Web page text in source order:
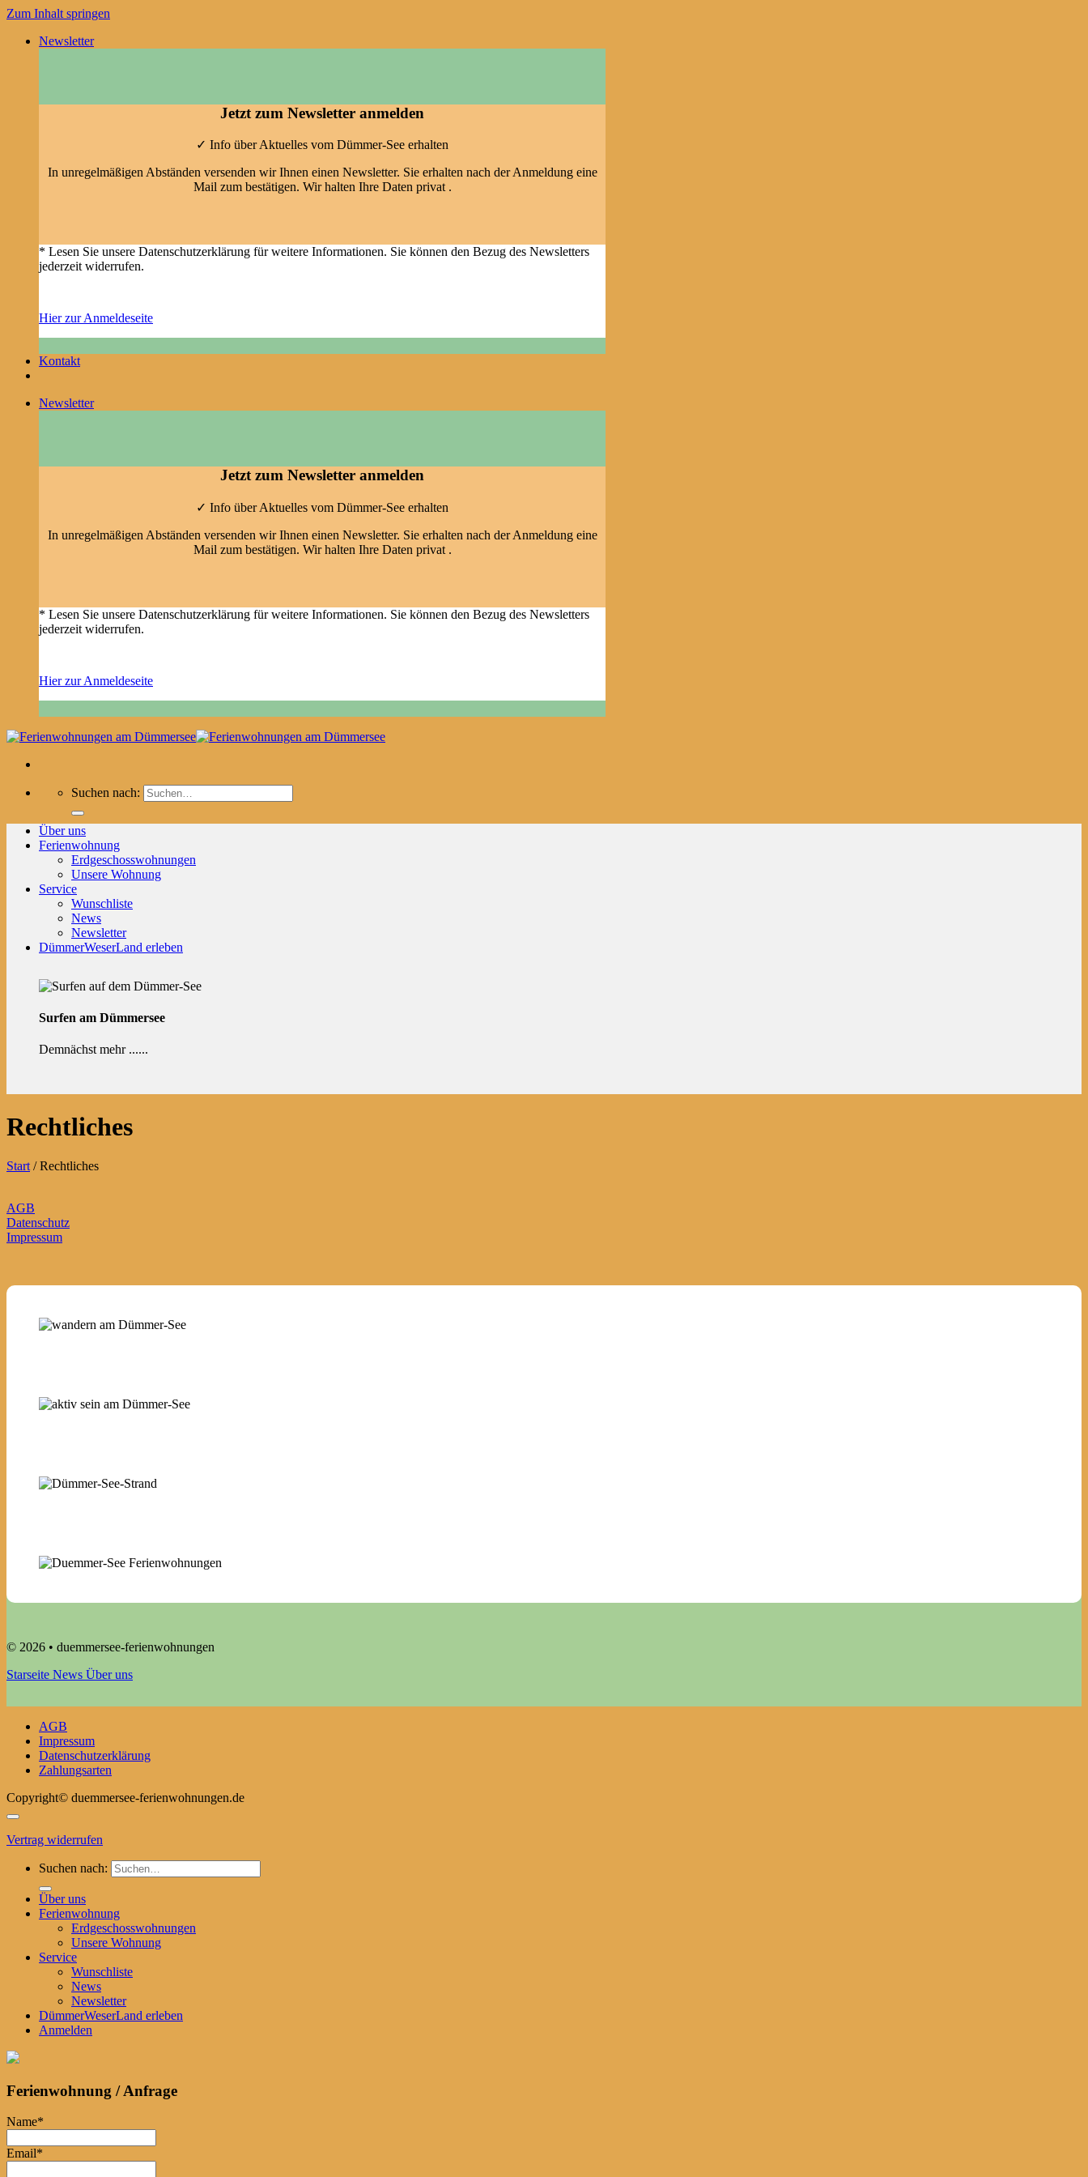
Zum Inhalt springen
Newsletter
Jetzt zum Newsletter anmelden
✓ Info über Aktuelles vom Dümmer-See erhalten
In unregelmäßigen Abständen versenden wir Ihnen einen Newsletter. Sie erhalten nach der Anmeldung eine
Mail zum bestätigen. Wir halten Ihre Daten privat .
* Lesen Sie unsere Datenschutzerklärung für weitere Informationen. Sie können den Bezug des Newsletters
jederzeit widerrufen.
Hier zur Anmeldeseite
Kontakt
Newsletter
Jetzt zum Newsletter anmelden
✓ Info über Aktuelles vom Dümmer-See erhalten
In unregelmäßigen Abständen versenden wir Ihnen einen Newsletter. Sie erhalten nach der Anmeldung eine
Mail zum bestätigen. Wir halten Ihre Daten privat .
* Lesen Sie unsere Datenschutzerklärung für weitere Informationen. Sie können den Bezug des Newsletters
jederzeit widerrufen.
Hier zur Anmeldeseite
Suchen nach:
Über uns
Ferienwohnung
Erdgeschosswohnungen
Unsere Wohnung
Service
Wunschliste
News
Newsletter
DümmerWeserLand erleben
Surfen am Dümmersee
Demnächst mehr ......
Rechtliches
Start /Rechtliches
AGB
Datenschutz
Impressum
© 2026 • duemmersee-ferienwohnungen
Starseite News Über uns
AGB
Impressum
Datenschutzerklärung
Zahlungsarten
Copyright© duemmersee-ferienwohnungen.de
Vertrag widerrufen
Suchen nach:
Über uns
Ferienwohnung
Erdgeschosswohnungen
Unsere Wohnung
Service
Wunschliste
News
Newsletter
DümmerWeserLand erleben
Anmelden
Ferienwohnung / Anfrage
Name*
Email*